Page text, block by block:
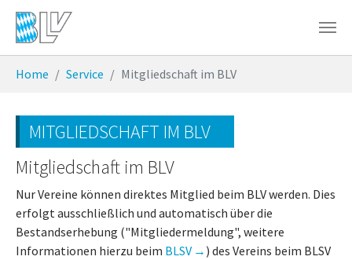
Zum Hauptinhalt springen
Home Service Mitgliedschaft im BLV
MITGLIEDSCHAFT IM BLV
Mitgliedschaft im BLV
Nur Vereine können direktes Mitglied beim BLV werden. Dies
erfolgt ausschließlich und automatisch über die
Bestandserhebung ("Mitgliedermeldung", weitere
Informationen hierzu beim BLSV
) des Vereins beim BLSV